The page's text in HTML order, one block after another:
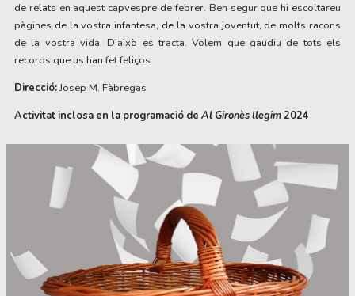
de relats en aquest capvespre de febrer. Ben segur que hi escoltareu
pàgines de la vostra infantesa, de la vostra joventut, de molts racons
de la vostra vida. D’això es tracta. Volem que gaudiu de tots els
records que us han fet feliços.
Direcció:Josep M. Fàbregas
Activitat inclosa en la programació de Al Gironès llegim2024